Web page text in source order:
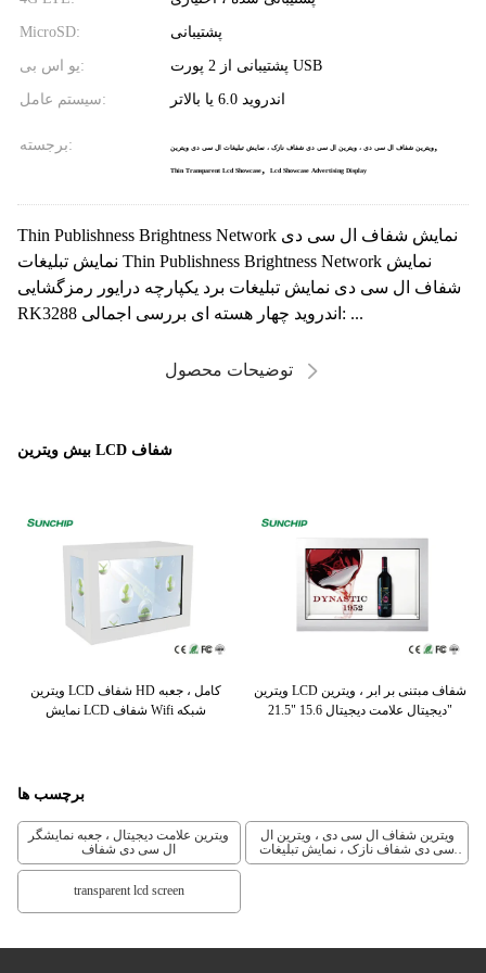
MicroSD: پشتیبانی
یو اس بی: پشتیبانی از 2 پورت USB
سیستم عامل: اندروید 6.0 یا بالاتر
برجسته: ویترین شفاف ال سی دی ، ویترین ال سی دی شفاف نازک ، نمایش تبلیغات ال سی دی ویترین,
Thin Transparent Lcd Showcase, Lcd Showcase Advertising Display
Thin Publishness Brightness Network نمایش شفاف ال سی دی
نمایش تبلیغات Thin Publishness Brightness Network نمایش
شفاف ال سی دی نمایش تبلیغات برد یکپارچه درایور رمزگشایی
RK3288 اندروید چهار هسته ای بررسی اجمالی: ...
توضیحات محصول
بیش ویترین LCD شفاف
ویترین LCD شفاف HD کامل ، جعبه
نمایش LCD شفاف Wifi شبکه
ویترین LCD شفاف مبتنی بر ابر ، ویترین
دیجیتال علامت دیجیتال 15.6 "21.5"
برچسب ها
ویترین علامت دیجیتال ، جعبه نمایشگر
ال سی دی شفاف
ویترین شفاف ال سی دی ، ویترین ال
سی دی شفاف نازک ، نمایش تبلیغات
ال سی دی ویترین
transparent lcd screen